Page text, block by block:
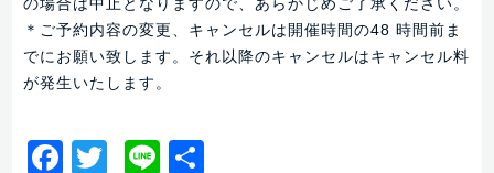
＊ご予約内容の変更、キャンセルは開催時間の48 時間前ま
でにお願い致します。それ以降のキャンセルはキャンセル料
が発生いたします。
Facebook
Twitter
Line